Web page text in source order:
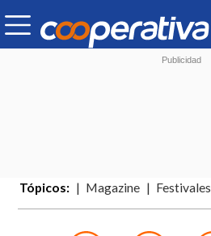
Tópicos: Magazine Festivales